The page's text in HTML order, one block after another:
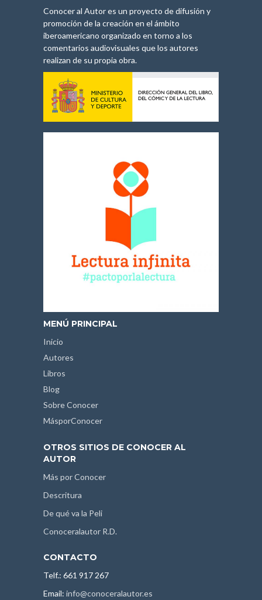
Conocer al Autor es un proyecto de difusión y
promoción de la creación en el ámbito
iberoamericano organizado en torno a los
comentarios audiovisuales que los autores
realizan de su propia obra.
MENÚ PRINCIPAL
Inicio
Autores
Libros
Blog
Sobre Conocer
MásporConocer
OTROS SITIOS DE CONOCER AL
AUTOR
Más por Conocer
Descritura
De qué va la Peli
Conoceralautor R.D.
CONTACTO
Telf.: 661 917 267
Email: info@conoceralautor.es